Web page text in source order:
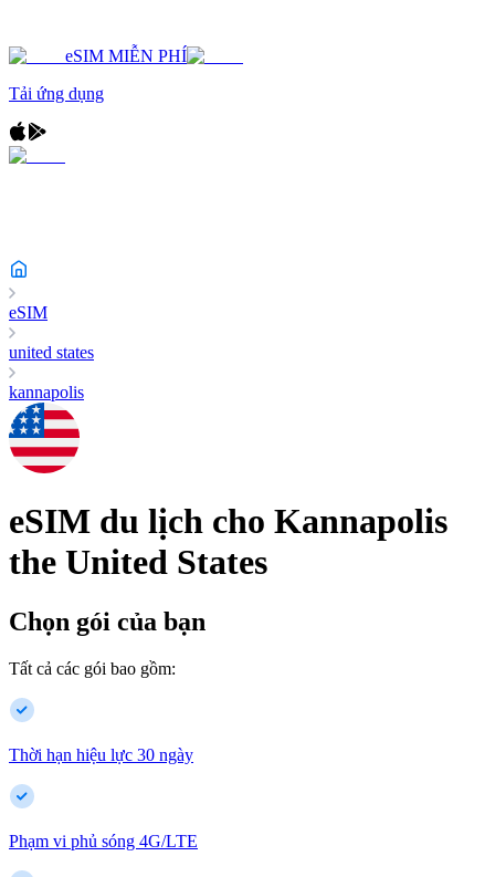
eSIM MIỄN PHÍ
Tải ứng dụng
eSIM
united states
kannapolis
eSIM du lịch cho Kannapolis
the United States
Chọn gói của bạn
Tất cả các gói bao gồm:
Thời hạn hiệu lực 30 ngày
Phạm vi phủ sóng 4G/LTE